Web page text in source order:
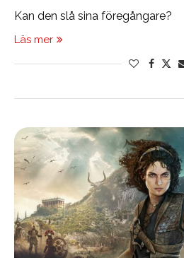
Kan den slå sina föregångare?
Läs mer